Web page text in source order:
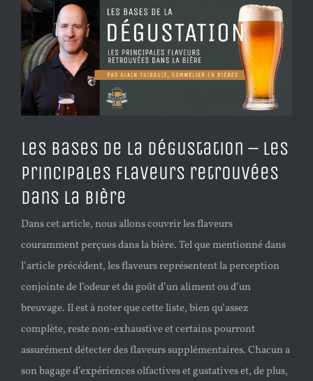
View
Image
Les bases de la dégustation – Les
principales flaveurs retrouvées
dans la bière
Dans cet article, nous allons couvrir les flaveurs
couramment perçues dans la bière. Tel que mentionné dans
l’article précédent, les flaveurs représentent la perception
conjointe de l’odeur et du goût d’un aliment ou d’un
breuvage. Il est à noter que cette liste, bien qu’assez
complète, reste non-exhaustive et certains pourront
assurément détecter des flaveurs supplémentaires. Chacun a
son bagage d’expériences olfactives et gustatives et, de plus,